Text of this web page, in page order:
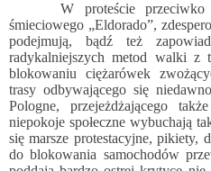
W proteście
śmieciowego „Eldorado”,
podejmują, bądź też
radykalniejszych metod walki z
blokowaniu ciężarówek
trasy odbywającego się
Pologne, przejeżdżającego
niepokoje społeczne wybuchają
się marsze protestacyjne, pikiety,
do blokowania samochodów